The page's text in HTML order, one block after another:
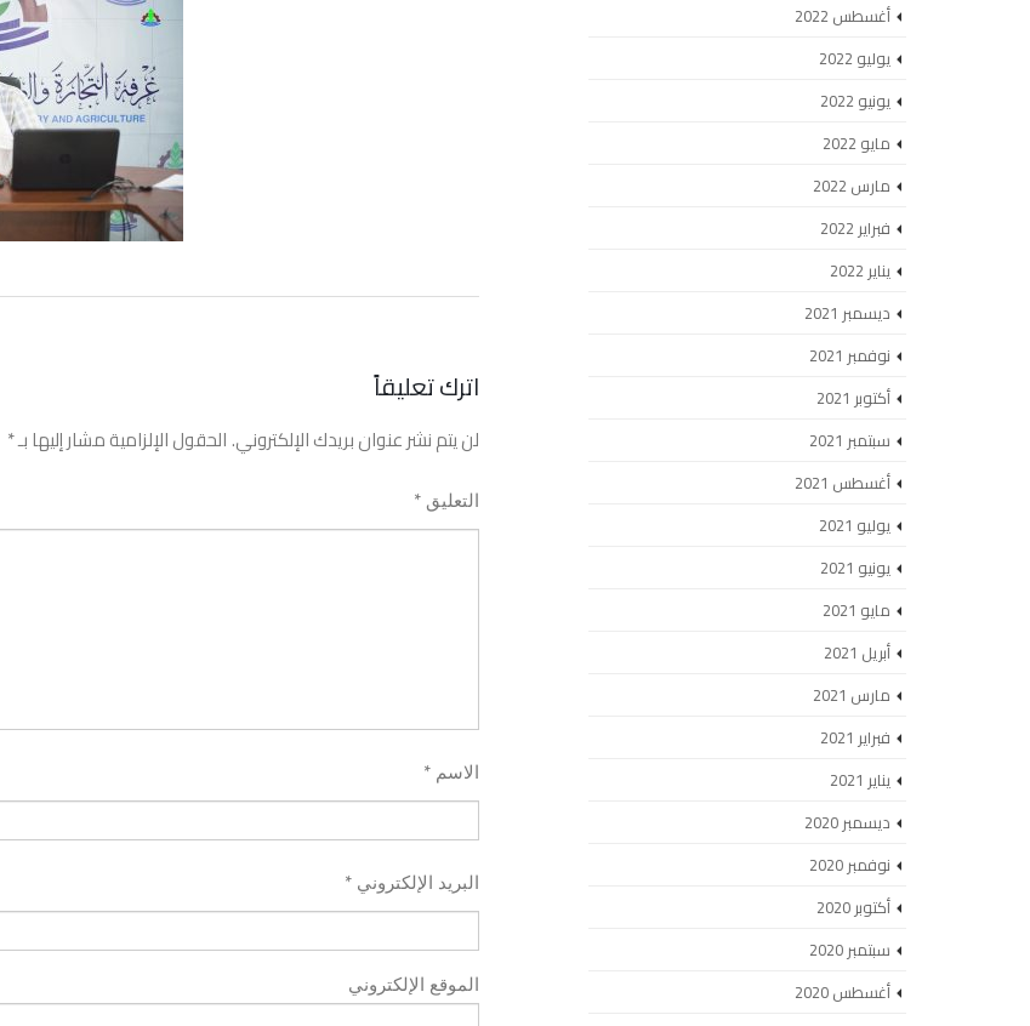
اترك تعليقاً
لن يتم نشر عنوان بريدك الإلكتروني.الحقول الإلزامية مشار إليها بـ*
التعليق*
الاسم*
البريد الإلكتروني*
الموقع الإلكتروني
أغسطس 2022
يوليو 2022
يونيو 2022
مايو 2022
مارس 2022
فبراير 2022
يناير 2022
ديسمبر 2021
نوفمبر 2021
أكتوبر 2021
سبتمبر 2021
أغسطس 2021
يوليو 2021
يونيو 2021
مايو 2021
أبريل 2021
مارس 2021
فبراير 2021
يناير 2021
ديسمبر 2020
نوفمبر 2020
أكتوبر 2020
سبتمبر 2020
أغسطس 2020